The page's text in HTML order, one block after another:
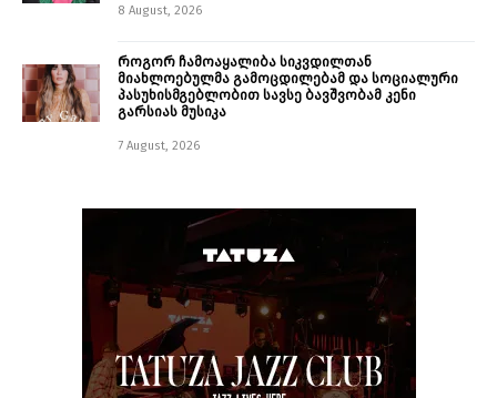
8 August, 2026
როგორ ჩამოაყალიბა სიკვდილთან
მიახლოებულმა გამოცდილებამ და სოციალური
პასუხისმგებლობით სავსე ბავშვობამ კენი
გარსიას მუსიკა
7 August, 2026